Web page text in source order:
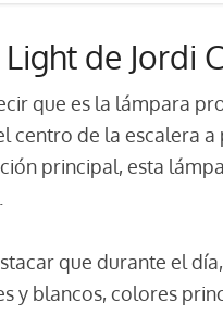
de Jordi
que es la lámpara
centro de la escalera
principal, esta
que durante el
y blancos, colores